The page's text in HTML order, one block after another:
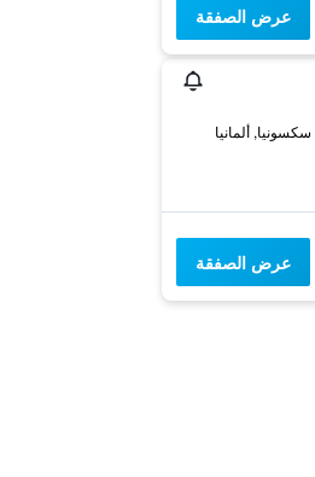
عرض الصفقة
عرض الصفقة